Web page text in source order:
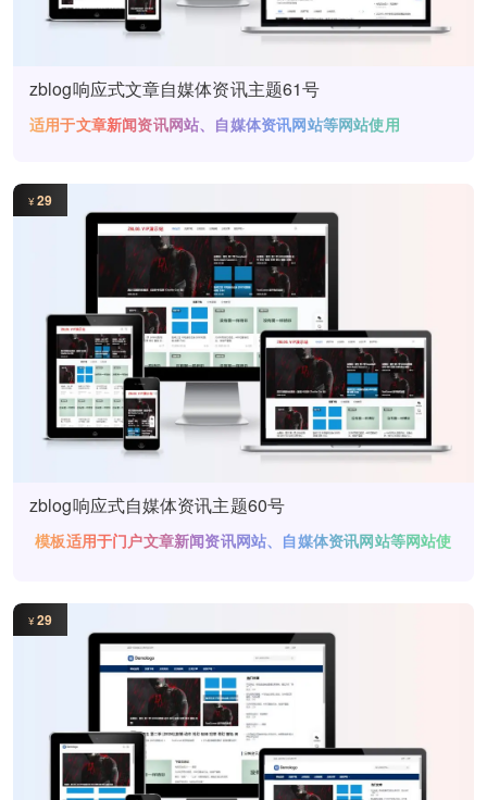
zblog响应式文章自媒体资讯主题61号
适用于文章新闻资讯网站、自媒体资讯网站等网站使用
¥29
zblog响应式自媒体资讯主题60号
模板适用于门户文章新闻资讯网站、自媒体资讯网站等网站使
¥29